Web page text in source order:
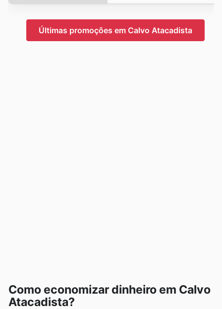
Últimas promoções em Calvo Atacadista
Como economizar dinheiro em Calvo
Atacadista?